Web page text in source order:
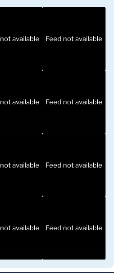
available Feed not available
available Feed not available
available Feed not available
available Feed not available